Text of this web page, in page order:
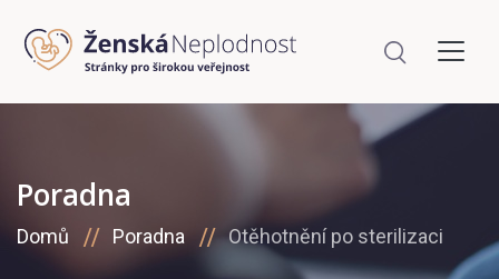
Poradna
Domů Poradna Otěhotnění po sterilizaci